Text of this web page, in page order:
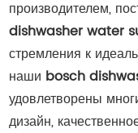
производителем,
dishwasher water
стремления к
наши bosch
удовлетворены
дизайн,